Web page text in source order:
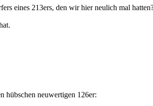
eines 213ers, den wir hier neulich mal
hübschen neuwertigen 126er: